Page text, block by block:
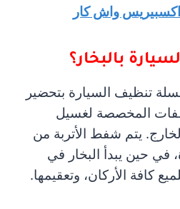
اكسبيريس واش كار
بالبخار؟
تنظيف السيارة بتحضير
المخصصة لغسيل
يتم شفط الأتربة من
في حين يبدأ البخار في
كافة الأركان، وتعقيمها.